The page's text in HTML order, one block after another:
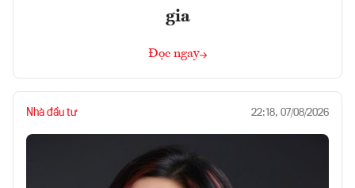
gia
Đọc ngay
Nhà đầu tư 22:18, 07/08/2026